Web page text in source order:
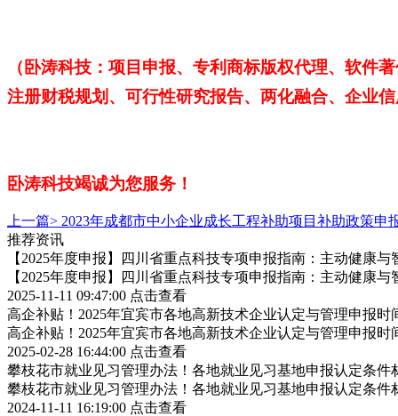
（卧涛科技：项目申报、专利商标版权代理、软件
注册财税规划、可行性研究报告、两化融合、企业
卧涛科技竭诚为您服务！
上一篇> 2023年成都市中小企业成长工程补助项目补助政策申
推荐资讯
【2025年度申报】四川省重点科技专项申报指南：主动健康与
【2025年度申报】四川省重点科技专项申报指南：主动健康与
2025-11-11 09:47:00 点击查看
高企补贴！2025年宜宾市各地高新技术企业认定与管理申报
高企补贴！2025年宜宾市各地高新技术企业认定与管理申报
2025-02-28 16:44:00 点击查看
攀枝花市就业见习管理办法！各地就业见习基地申报认定条件
攀枝花市就业见习管理办法！各地就业见习基地申报认定条件
2024-11-11 16:19:00 点击查看